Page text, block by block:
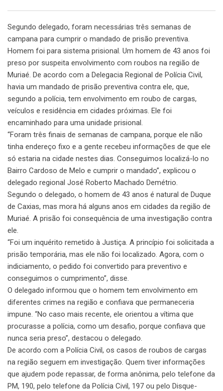
Segundo delegado, foram necessárias três semanas de
campana para cumprir o mandado de prisão preventiva.
Homem foi para sistema prisional. Um homem de 43 anos foi
preso por suspeita envolvimento com roubos na região de
Muriaé. De acordo com a Delegacia Regional de Polícia Civil,
havia um mandado de prisão preventiva contra ele, que,
segundo a polícia, tem envolvimento em roubo de cargas,
veículos e residência em cidades próximas. Ele foi
encaminhado para uma unidade prisional.
“Foram três finais de semanas de campana, porque ele não
tinha endereço fixo e a gente recebeu informações de que ele
só estaria na cidade nestes dias. Conseguimos localizá-lo no
Bairro Cardoso de Melo e cumprir o mandado”, explicou o
delegado regional José Roberto Machado Demétrio.
Segundo o delegado, o homem de 43 anos é natural de Duque
de Caxias, mas mora há alguns anos em cidades da região de
Muriaé. A prisão foi consequência de uma investigação contra
ele.
“Foi um inquérito remetido à Justiça. A princípio foi solicitada a
prisão temporária, mas ele não foi localizado. Agora, com o
indiciamento, o pedido foi convertido para preventivo e
conseguimos o cumprimento”, disse.
O delegado informou que o homem tem envolvimento em
diferentes crimes na região e confiava que permaneceria
impune. “No caso mais recente, ele orientou a vítima que
procurasse a polícia, como um desafio, porque confiava que
nunca seria preso”, destacou o delegado.
De acordo com a Polícia Civil, os casos de roubos de cargas
na região seguem em investigação. Quem tiver informações
que ajudem pode repassar, de forma anônima, pelo telefone da
PM, 190, pelo telefone da Polícia Civil, 197 ou pelo Disque-